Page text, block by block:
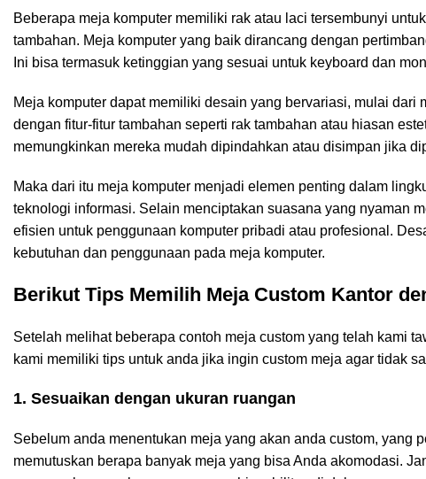
Beberapa meja komputer memiliki rak atau laci tersembunyi
tambahan. Meja komputer yang baik dirancang dengan
Ini bisa termasuk ketinggian yang sesuai untuk keyboard dan
Meja komputer dapat memiliki desain yang bervariasi, mulai
dengan fitur-fitur tambahan seperti rak tambahan atau hiasan
memungkinkan mereka mudah dipindahkan atau disimpan jika
Maka dari itu meja komputer menjadi elemen penting dalam
teknologi informasi. Selain menciptakan suasana yang nyaman
efisien untuk penggunaan komputer pribadi atau profesional.
kebutuhan dan penggunaan pada meja komputer.
Berikut Tips Memilih Meja Custom Kantor
Setelah melihat beberapa contoh meja custom yang telah kami
kami memiliki tips untuk anda jika ingin custom meja agar tidak
1. Sesuaikan dengan ukuran ruangan
Sebelum anda menentukan meja yang akan anda custom, yang
memutuskan berapa banyak meja yang bisa Anda akomodasi.